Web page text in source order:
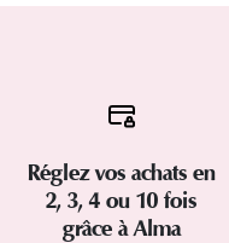
Réglez vos achats en
2, 3, 4 ou 10 fois
grâce à Alma